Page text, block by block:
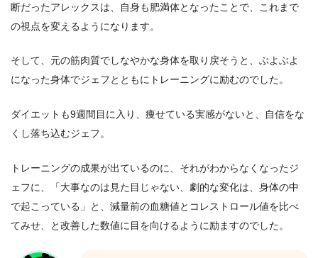
断だったアレックスは、自身も肥満体となったことで、これまで
の視点を変えるようになります。
そして、元の筋肉質でしなやかな身体を取り戻そうと、ぶよぶよ
になった身体でジェフとともにトレーニングに励むのでした。
ダイエットも9週間目に入り、痩せている実感がないと、自信をな
くし落ち込むジェフ。
トレーニングの成果が出ているのに、それがわからなくなったジ
ェフに、「大事なのは見た目じゃない、劇的な変化は、身体の中
で起こっている」と、減量前の血糖値とコレストロール値を比べ
てみせ、と改善した数値に目を向けるように励ますのでした。